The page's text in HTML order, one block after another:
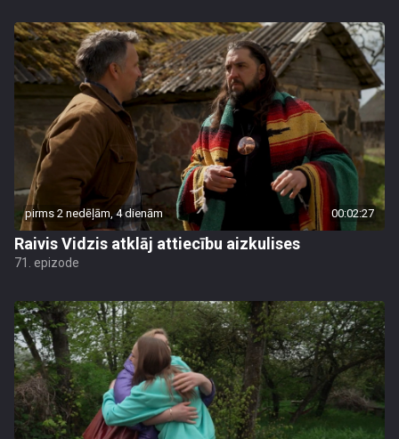
pirms 2 nedēļām, 4 dienām 00:02:27
Raivis Vidzis atklāj attiecību aizkulises
71. epizode